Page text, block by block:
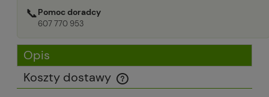
📞Pomoc doradcy
607 770 953
Opis
Koszty dostawy
Cena nie zawiera ewentualnych kosztów płatności